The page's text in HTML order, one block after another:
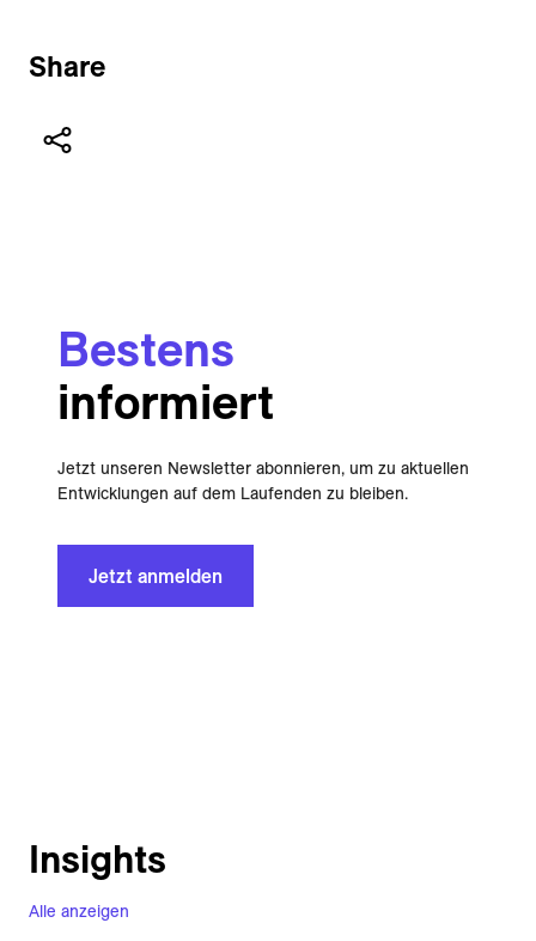
Share
Bestens
informiert
Jetzt unseren Newsletter abonnieren, um zu aktuellen
Entwicklungen auf dem Laufenden zu bleiben.
Jetzt anmelden
Alle anzeigen
Insights